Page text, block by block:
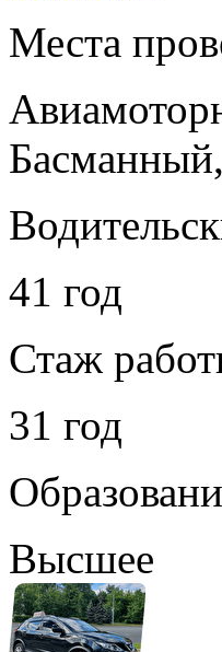
Места
41 год
Стаж
31 год
Высшее